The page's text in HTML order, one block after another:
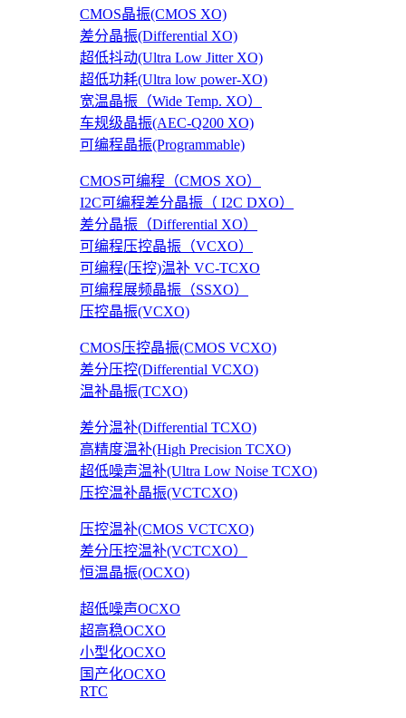
CMOS晶振(CMOS XO)
差分晶振(Differential XO)
超低抖动(Ultra Low Jitter XO)
超低功耗(Ultra low power-XO)
宽温晶振（Wide Temp. XO）
车规级晶振(AEC-Q200 XO)
可编程晶振(Programmable)
CMOS可编程（CMOS XO）
I2C可编程差分晶振（ I2C DXO）
差分晶振（Differential XO）
可编程压控晶振（VCXO）
可编程(压控)温补 VC-TCXO
可编程展频晶振（SSXO）
压控晶振(VCXO)
CMOS压控晶振(CMOS VCXO)
差分压控(Differential VCXO)
温补晶振(TCXO)
差分温补(Differential TCXO)
高精度温补(High Precision TCXO)
超低噪声温补(Ultra Low Noise TCXO)
压控温补晶振(VCTCXO)
压控温补(CMOS VCTCXO)
差分压控温补(VCTCXO）
恒温晶振(OCXO)
超低噪声OCXO
超高稳OCXO
小型化OCXO
国产化OCXO
RTC